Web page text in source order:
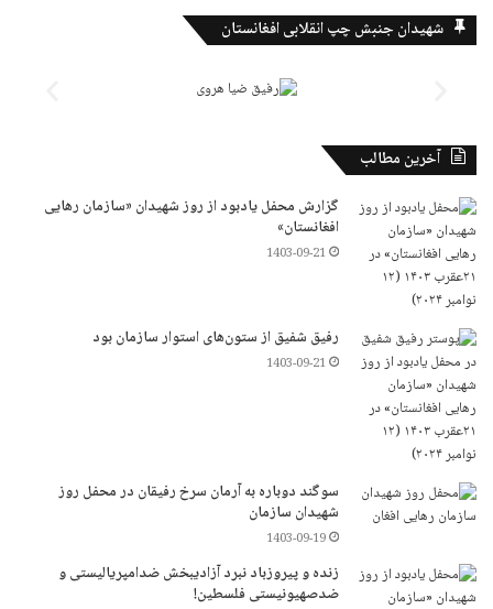
شهیدان جنبش چپ انقلابی افغانستان
آخرین مطالب
گزارش محفل یادبود از روز شهیدان «سازمان رهایی
افغانستان»
1403-09-21
رفیق شفیق از ستون‌های استوار سازمان بود
1403-09-21
سوگند دوباره به آرمان سرخ رفیقان در محفل روز
شهیدان سازمان
1403-09-19
زنده و پیروزباد نبرد آزادیبخش ضدامپریالیستی و
ضدصهیونیستی فلسطین!